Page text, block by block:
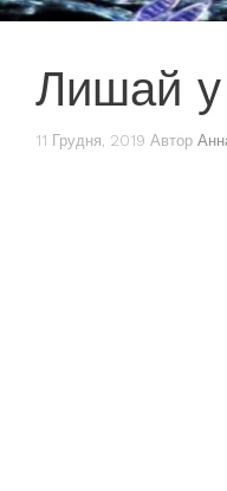
Лишай у
11 Грудня, 2019 Автор